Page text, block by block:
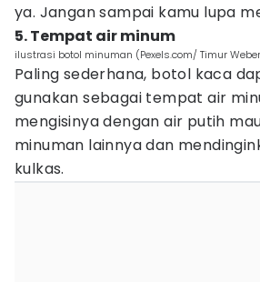
ya. Jangan sampai kamu lupa
5. Tempat air minum
ilustrasi botol minuman (Pexels.com/ Timur
Paling sederhana, botol kaca
gunakan sebagai tempat air
mengisinya dengan air putih
minuman lainnya dan
kulkas.